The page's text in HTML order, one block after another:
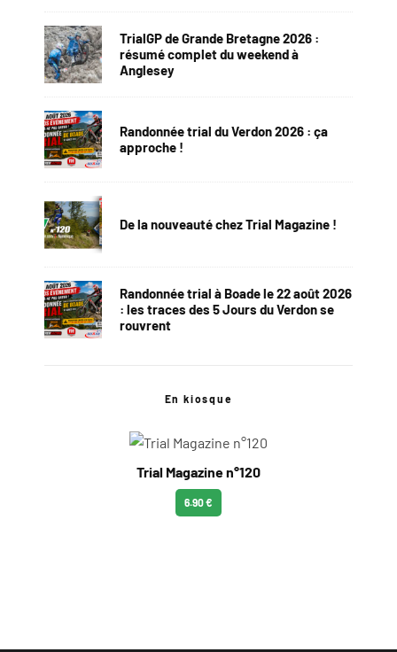
TrialGP de Grande Bretagne 2026 :
résumé complet du weekend à
Anglesey
Randonnée trial du Verdon 2026 : ça
approche !
De la nouveauté chez Trial Magazine !
Randonnée trial à Boade le 22 août 2026
: les traces des 5 Jours du Verdon se
rouvrent
En kiosque
Trial Magazine n°120
6.90 €